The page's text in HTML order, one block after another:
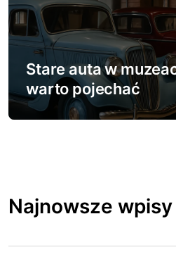
Stare auta w
warto pojechać
Najnowsze wpisy